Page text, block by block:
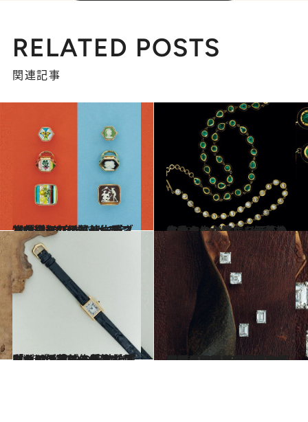
RELATED POSTS
関連記事
2026.3.10
【唯一無二のリバーシブル仕様】ジュエリーディレクターの伊藤美佐季さんが選ぶ“自分だけの宝物”リング
コミック ＆ エッセイ 2026.2.3
自分のスタイルを深めたい大人の女性に…伊藤美佐季さんが選ぶ〈工芸の良さを生かしたジュエリー〉
コミック ＆ エッセイ
2026.1.30
《カルティエの名品ギフト》ジュエリーディレクター・伊藤美佐季さんが「サイズ感に一目惚れした」CARTIERの腕時計とは？ ブレスレットとの重ねづけにもぴったり
贈りもの 2026.1.30
《グラフのダイヤモンド》ジュエリーディレクター・伊藤美佐季さんが選ぶ、GRAFFのダイヤモンドピアスの輝き「自分に似合うベストバランスを探って」
贈りもの